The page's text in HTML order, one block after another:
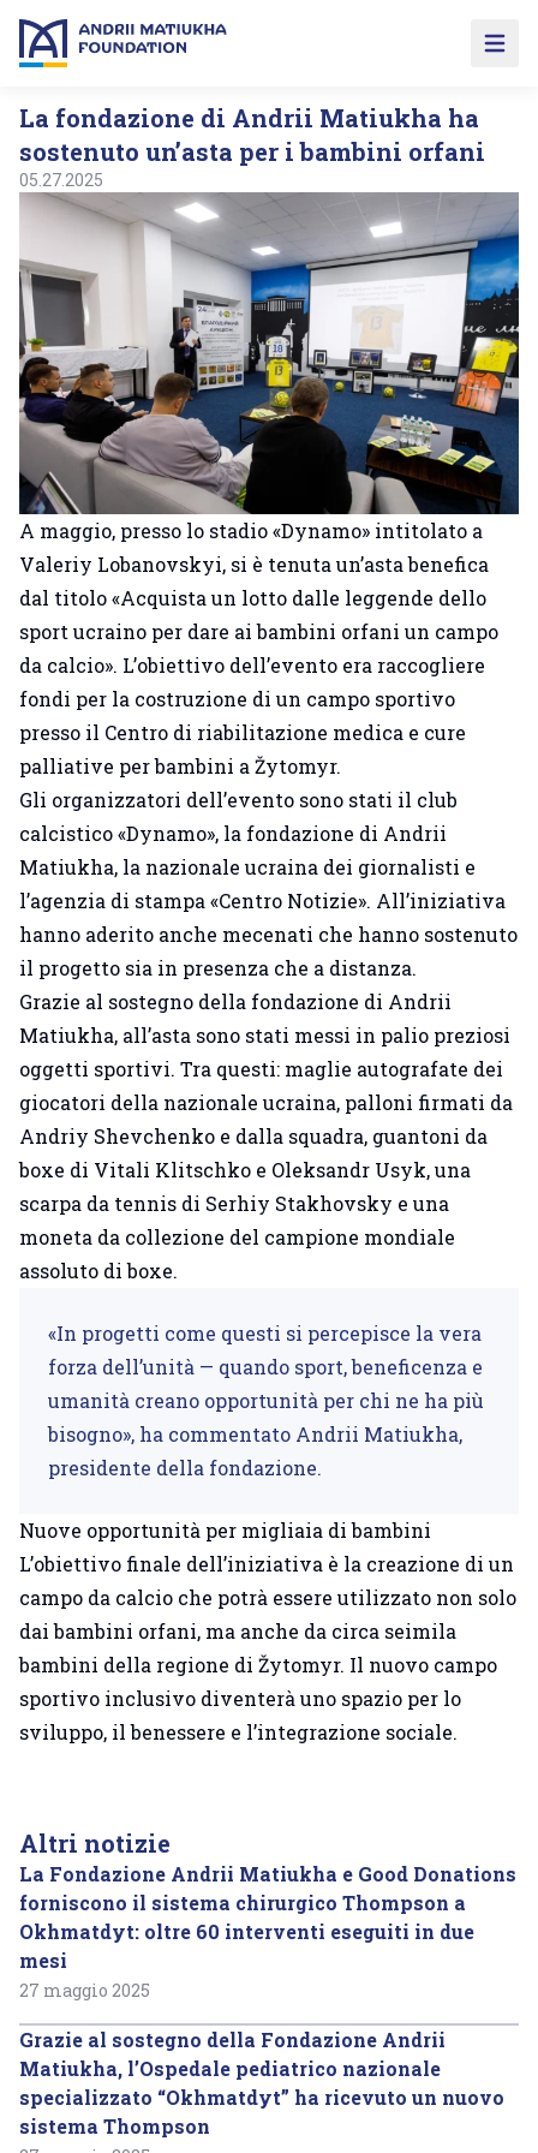
Open
La fondazione di Andrii Matiukha ha
sostenuto un’asta per i bambini orfani
05.27.2025
A maggio, presso lo stadio «Dynamo» intitolato a
Valeriy Lobanovskyi, si è tenuta un’asta benefica
dal titolo «Acquista un lotto dalle leggende dello
sport ucraino per dare ai bambini orfani un campo
da calcio». L’obiettivo dell’evento era raccogliere
fondi per la costruzione di un campo sportivo
presso il Centro di riabilitazione medica e cure
palliative per bambini a Žytomyr.
Gli organizzatori dell’evento sono stati il club
calcistico «Dynamo», la fondazione di Andrii
Matiukha, la nazionale ucraina dei giornalisti e
l’agenzia di stampa «Centro Notizie». All’iniziativa
hanno aderito anche mecenati che hanno sostenuto
il progetto sia in presenza che a distanza.
Grazie al sostegno della fondazione di Andrii
Matiukha, all’asta sono stati messi in palio preziosi
oggetti sportivi. Tra questi: maglie autografate dei
giocatori della nazionale ucraina, palloni firmati da
Andriy Shevchenko e dalla squadra, guantoni da
boxe di Vitali Klitschko e Oleksandr Usyk, una
scarpa da tennis di Serhiy Stakhovsky e una
moneta da collezione del campione mondiale
assoluto di boxe.
«In progetti come questi si percepisce la vera
forza dell’unità — quando sport, beneficenza e
umanità creano opportunità per chi ne ha più
bisogno», ha commentato Andrii Matiukha,
presidente della fondazione.
Nuove opportunità per migliaia di bambini
L’obiettivo finale dell’iniziativa è la creazione di un
campo da calcio che potrà essere utilizzato non solo
dai bambini orfani, ma anche da circa seimila
bambini della regione di Žytomyr. Il nuovo campo
sportivo inclusivo diventerà uno spazio per lo
sviluppo, il benessere e l’integrazione sociale.
Altri notizie
La Fondazione Andrii Matiukha e Good Donations
forniscono il sistema chirurgico Thompson a
Okhmatdyt: oltre 60 interventi eseguiti in due
mesi
27 maggio 2025
Grazie al sostegno della Fondazione Andrii
Matiukha, l’Ospedale pediatrico nazionale
specializzato “Okhmatdyt” ha ricevuto un nuovo
sistema Thompson